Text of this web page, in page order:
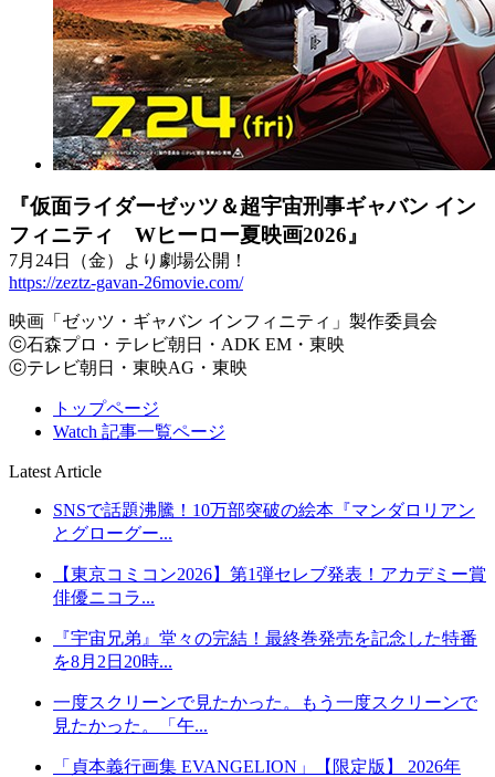
『仮面ライダーゼッツ＆超宇宙刑事ギャバン イン
フィニティ Wヒーロー夏映画2026』
7月24日（金）より劇場公開！
https://zeztz-gavan-26movie.com/
映画「ゼッツ・ギャバン インフィニティ」製作委員会
ⓒ石森プロ・テレビ朝日・ADK EM・東映
ⓒテレビ朝日・東映AG・東映
トップページ
Watch 記事一覧ページ
Latest Article
SNSで話題沸騰！10万部突破の絵本『マンダロリアン
とグローグー...
【東京コミコン2026】第1弾セレブ発表！アカデミー賞
俳優ニコラ...
『宇宙兄弟』堂々の完結！最終巻発売を記念した特番
を8月2日20時...
一度スクリーンで見たかった。もう一度スクリーンで
見たかった。「午...
「貞本義行画集 EVANGELION」【限定版】 2026年